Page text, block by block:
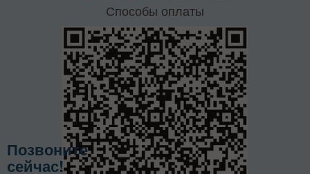
Способы оплаты
Позвоните
сейчас!